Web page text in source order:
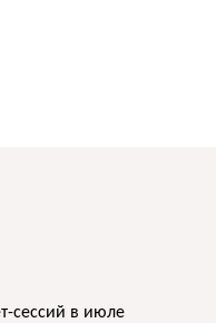
сессий в июле